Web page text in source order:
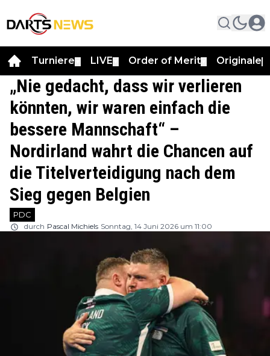
Turniere LIVE Order of Merit Originale
„Nie gedacht, dass wir verlieren
könnten, wir waren einfach die
bessere Mannschaft“ –
Nordirland wahrt die Chancen auf
die Titelverteidigung nach dem
Sieg gegen Belgien
PDC
durch Pascal Michiels Sonntag, 14 Juni 2026 um 11:00